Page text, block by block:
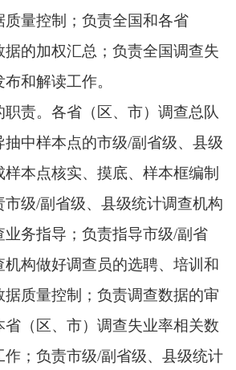
质量控制；负责全国和各省
据的加权汇总；负责全国调查失
和解读工作。
职责。各省（区、市）调查总队
中样本点的市级/副省级、县级
本点核实、摸底、样本框编制
市级/副省级、县级统计调查机构
业务指导；负责指导市级/副省
构做好调查员的选聘、培训和
质量控制；负责调查数据的审
（区、市）调查失业率相关数
；负责市级/副省级、县级统计